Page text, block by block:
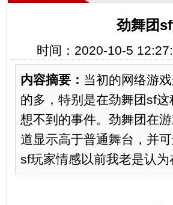
劲舞团
时间：2020-10-5
内容摘要： 当初的网络游
的多，特别是在劲舞团sf
想不到的事件。劲舞团在
道显示高于普通舞台，并
sf玩家情感以前我老是认